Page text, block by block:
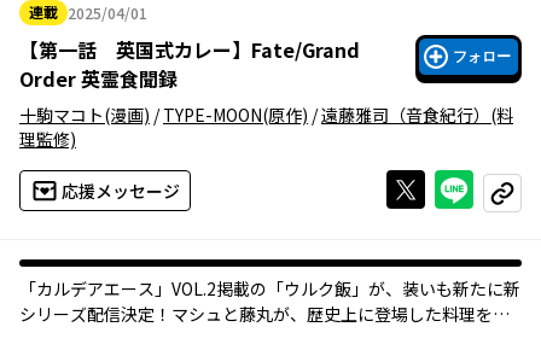
連載 2025/04/01
2025年04月01日
【第一話 英国式カレー】 Fate/Grand
Order 英霊食聞録
フォロー
十駒マコト(漫画) /TYPE-MOON(原作) /遠藤雅司（音食紀行） (料
理監修)
応援メッセージ Xで投稿する
ライン
コピー
「カルデアエース」VOL.2掲載の「ウルク飯」が、装いも新たに新
シリーズ配信決定！マシュと藤丸が、歴史上に登場した料理をサ